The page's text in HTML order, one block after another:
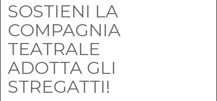
SOSTIENI LA
COMPAGNIA
TEATRALE
ADOTTA GLI
STREGATTI!